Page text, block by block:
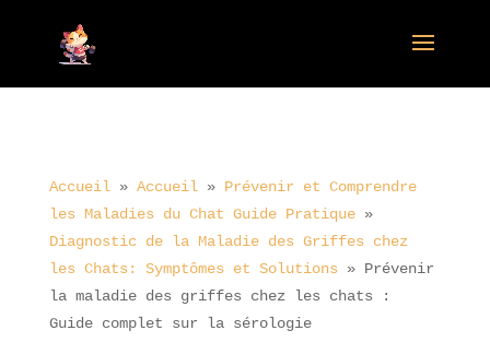
Accueil» Accueil» Prévenir et Comprendre
les Maladies du Chat Guide Pratique»
Diagnostic de la Maladie des Griffes chez
les Chats: Symptômes et Solutions» Prévenir
la maladie des griffes chez les chats :
Guide complet sur la sérologie